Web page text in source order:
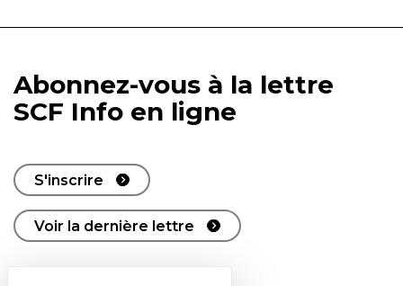
Abonnez-vous à la lettre
SCF Info en ligne
S'inscrire
Voir la dernière lettre